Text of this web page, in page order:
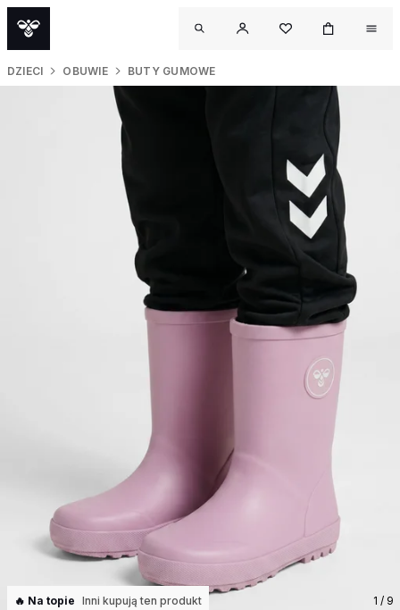
DZIECI OBUWIE BUTY GUMOWE
🔥 Na topie Inni kupują ten produkt 1 / 9